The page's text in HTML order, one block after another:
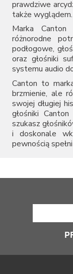
prawdziwe
także wyglądem.
Marka Canton
różnorodne
podłogowe,
oraz głośniki
systemu audio
Canton to
brzmienie, ale
swojej długiej
głośniki
szukasz
i doskonale
pewnością